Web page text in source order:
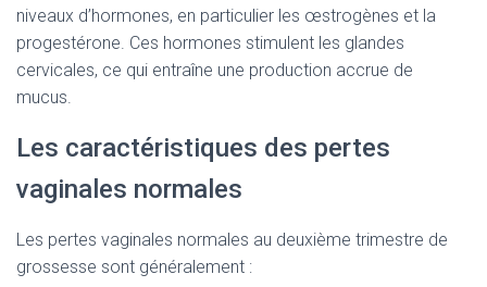
niveaux d’hormones, en particulier les œstrogènes et la
progestérone. Ces hormones stimulent les glandes
cervicales, ce qui entraîne une production accrue de
mucus.
Les caractéristiques des pertes
vaginales normales
Les pertes vaginales normales au deuxième trimestre de
grossesse sont généralement :